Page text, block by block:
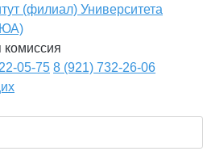
(филиал) Университета
05-75 8 (921) 732-26-06